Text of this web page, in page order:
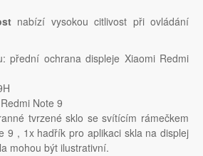
nabízí vysokou citlivost při ovládání
přední ochrana displeje Xiaomi Redmi
Note 9
tvrzené sklo se svítícím rámečkem
9 , 1x hadřík pro aplikaci skla na displej
mohou být ilustrativní.